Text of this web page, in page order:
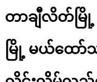
တာချီလိတ်မြို့
မြို့ မယ်ထော်